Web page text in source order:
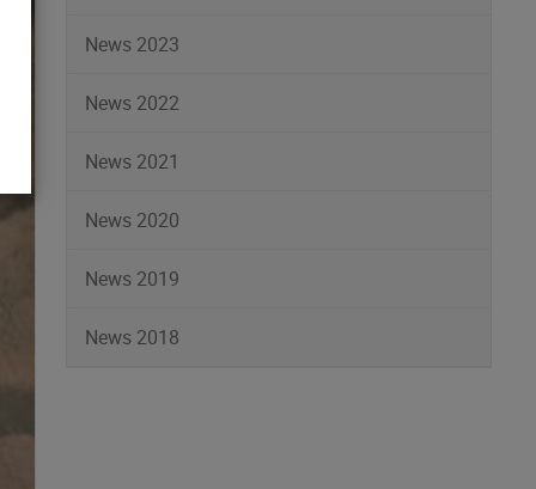
News 2023
News 2022
News 2021
News 2020
News 2019
News 2018